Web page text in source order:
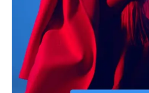
Facebook
X WhatsApp
Share